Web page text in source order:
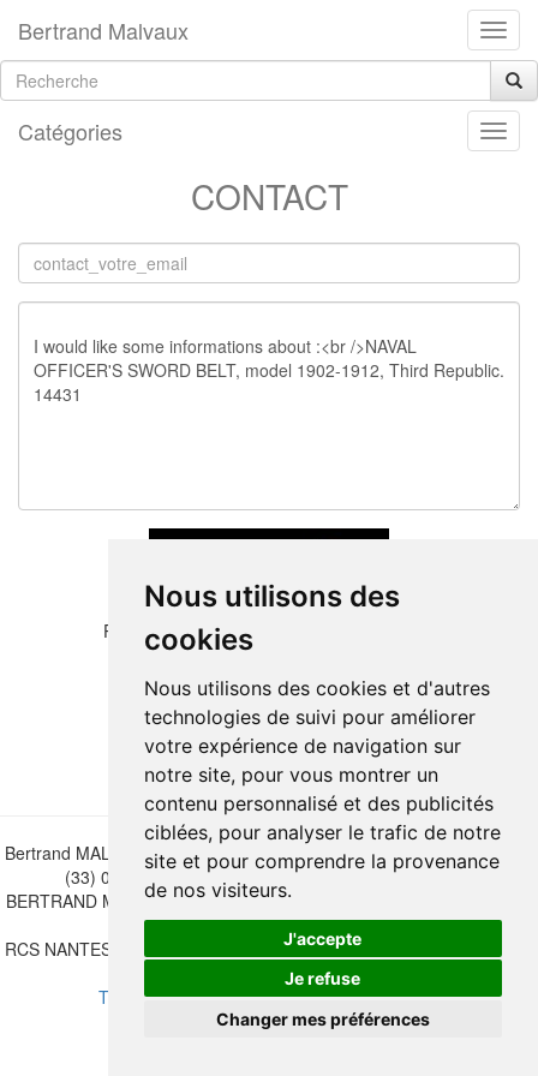
Nous utilisons des
cookies
Nous utilisons des cookies et d'autres
technologies de suivi pour améliorer
votre expérience de navigation sur
notre site, pour vous montrer un
contenu personnalisé et des publicités
ciblées, pour analyser le trafic de notre
site et pour comprendre la provenance
de nos visiteurs.
J'accepte
Je refuse
Changer mes préférences
Bertrand Malvaux
Catégories
CONTACT
Please copy the letters and numbers below:
Bertrand MALVAUX - 22 rue Crébillon, 44000 Nantes - FRANCE - Tél.
(33) 02 40 733 600 — bertrand.malvaux@wanadoo.fr
BERTRAND MALVAUX - ÉDITIONS DU CANONNIER SARL au capital
de 47.000 EUROS
RCS NANTES B 442 295 077 - N° INTRACOMMUNAUTAIRE CEE FR
30 442 295 077
Terms of sales-Update cookies preferences